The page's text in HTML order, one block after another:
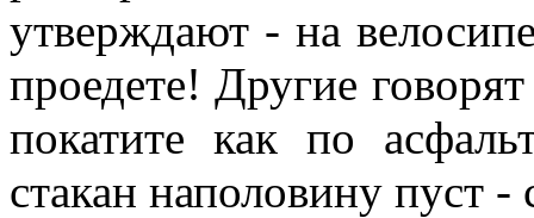
утверждают - на
проедете! Другие
покатите как по
стакан наполовину пуст